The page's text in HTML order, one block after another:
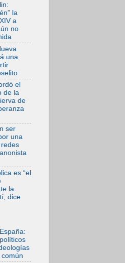
«la
compra
firma»
los 416
Santo
La Grita
en Santa
la
amor
muerte
visitará el
de la
Buen
de
el
Apostólico
se
Los
de una
la
a
no
una
el
de la
de
ser
una
es “el
la
dice